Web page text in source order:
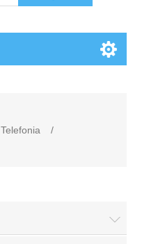
Telefonia
/